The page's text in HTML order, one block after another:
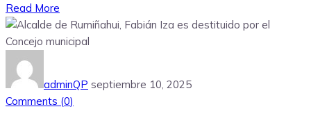
Read More
adminQP septiembre 10, 2025
Comments (0)